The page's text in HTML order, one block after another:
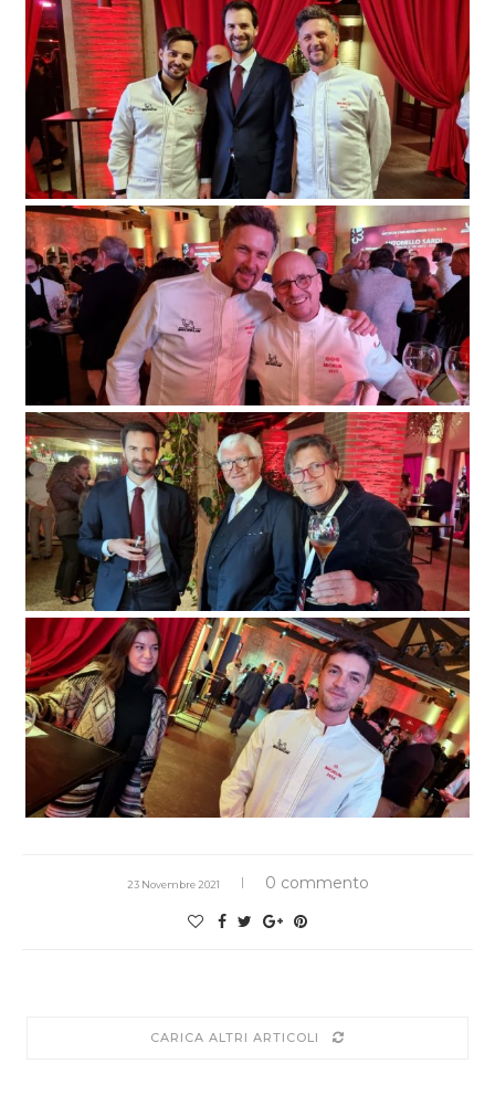
23 Novembre 2021 0 commento
CARICA ALTRI ARTICOLI